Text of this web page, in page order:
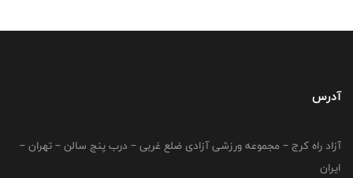
آدرس
آزاد راه کرج – مجموعه ورزشی آزادی ضلع غربی – درب پنج سالن – تهران –
ایران